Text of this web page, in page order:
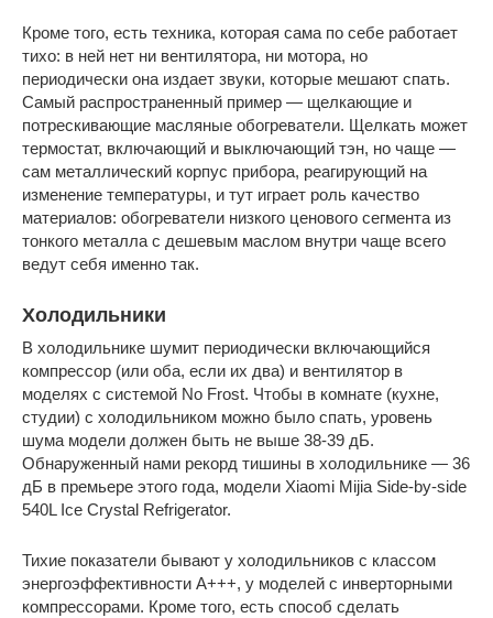
Кроме того, есть техника, которая сама по себе работает
тихо: в ней нет ни вентилятора, ни мотора, но
периодически она издает звуки, которые мешают спать.
Самый распространенный пример — щелкающие и
потрескивающие масляные обогреватели. Щелкать может
термостат, включающий и выключающий тэн, но чаще —
сам металлический корпус прибора, реагирующий на
изменение температуры, и тут играет роль качество
материалов: обогреватели низкого ценового сегмента из
тонкого металла с дешевым маслом внутри чаще всего
ведут себя именно так.
Холодильники
В холодильнике шумит периодически включающийся
компрессор (или оба, если их два) и вентилятор в
моделях с системой No Frost. Чтобы в комнате (кухне,
студии) с холодильником можно было спать, уровень
шума модели должен быть не выше 38-39 дБ.
Обнаруженный нами рекорд тишины в холодильнике — 36
дБ в премьере этого года, модели Xiaomi Mijia Side-by-side
540L Ice Crystal Refrigerator.
Тихие показатели бывают у холодильников с классом
энергоэффективности А+++, у моделей с инверторными
компрессорами. Кроме того, есть способ сделать